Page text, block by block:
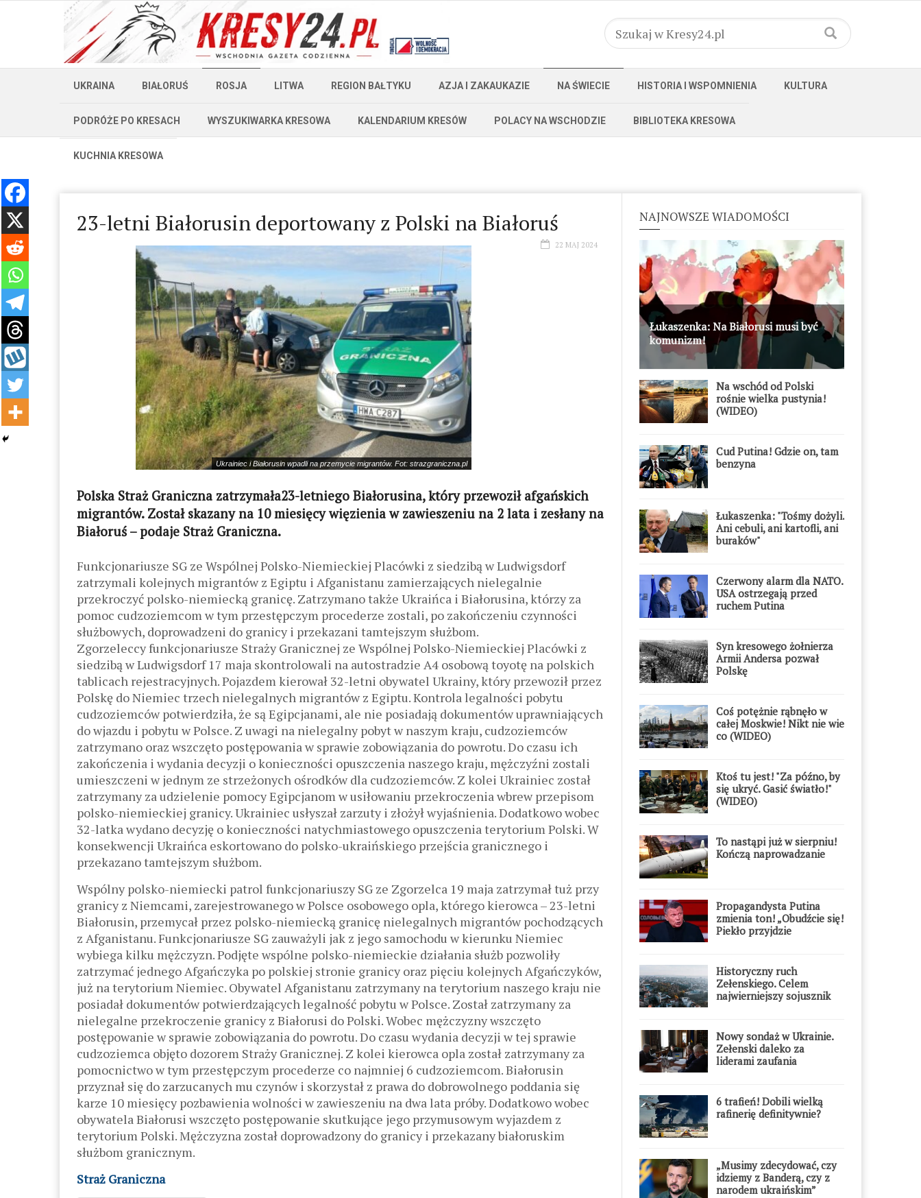
UKRAINA BIAŁORUŚ ROSJA LITWA REGION BAŁTYKU AZJA I ZAKAUKAZIE NA ŚWIECIE HISTORIA I WSPOMNIENIA KULTURA
PODRÓŻE PO KRESACH WYSZUKIWARKA KRESOWA KALENDARIUM KRESÓW POLACY NA WSCHODZIE BIBLIOTEKA KRESOWA
KUCHNIA KRESOWA
23-letni Białorusin deportowany z Polski na Białoruś
22 MAJ 2024
Ukrainiec i Białorusin wpadli na przemycie migrantów. Fot: strazgraniczna.pl
Polska Straż Graniczna zatrzymała23-letniego Białorusina, który przewoził afgańskich
migrantów. Został skazany na 10 miesięcy więzienia w zawieszeniu na 2 lata i zesłany na
Białoruś – podaje Straż Graniczna.
Funkcjonariusze SG ze Wspólnej Polsko-Niemieckiej Placówki z siedzibą w Ludwigsdorf
zatrzymali kolejnych migrantów z Egiptu i Afganistanu zamierzających nielegalnie
przekroczyć polsko-niemiecką granicę. Zatrzymano także Ukraińca i Białorusina, którzy za
pomoc cudzoziemcom w tym przestępczym procederze zostali, po zakończeniu czynności
służbowych, doprowadzeni do granicy i przekazani tamtejszym służbom.
Zgorzeleccy funkcjonariusze Straży Granicznej ze Wspólnej Polsko-Niemieckiej Placówki z
siedzibą w Ludwigsdorf 17 maja skontrolowali na autostradzie A4 osobową toyotę na polskich
tablicach rejestracyjnych. Pojazdem kierował 32-letni obywatel Ukrainy, który przewoził przez
Polskę do Niemiec trzech nielegalnych migrantów z Egiptu. Kontrola legalności pobytu
cudzoziemców potwierdziła, że są Egipcjanami, ale nie posiadają dokumentów uprawniających
do wjazdu i pobytu w Polsce. Z uwagi na nielegalny pobyt w naszym kraju, cudzoziemców
zatrzymano oraz wszczęto postępowania w sprawie zobowiązania do powrotu. Do czasu ich
zakończenia i wydania decyzji o konieczności opuszczenia naszego kraju, mężczyźni zostali
umieszczeni w jednym ze strzeżonych ośrodków dla cudzoziemców. Z kolei Ukrainiec został
zatrzymany za udzielenie pomocy Egipcjanom w usiłowaniu przekroczenia wbrew przepisom
polsko-niemieckiej granicy. Ukrainiec usłyszał zarzuty i złożył wyjaśnienia. Dodatkowo wobec
32-latka wydano decyzję o konieczności natychmiastowego opuszczenia terytorium Polski. W
konsekwencji Ukraińca eskortowano do polsko-ukraińskiego przejścia granicznego i
przekazano tamtejszym służbom.
Wspólny polsko-niemiecki patrol funkcjonariuszy SG ze Zgorzelca 19 maja zatrzymał tuż przy
granicy z Niemcami, zarejestrowanego w Polsce osobowego opla, którego kierowca – 23-letni
Białorusin, przemycał przez polsko-niemiecką granicę nielegalnych migrantów pochodzących
z Afganistanu. Funkcjonariusze SG zauważyli jak z jego samochodu w kierunku Niemiec
wybiega kilku mężczyzn. Podjęte wspólne polsko-niemieckie działania służb pozwoliły
zatrzymać jednego Afgańczyka po polskiej stronie granicy oraz pięciu kolejnych Afgańczyków,
już na terytorium Niemiec. Obywatel Afganistanu zatrzymany na terytorium naszego kraju nie
posiadał dokumentów potwierdzających legalność pobytu w Polsce. Został zatrzymany za
nielegalne przekroczenie granicy z Białorusi do Polski. Wobec mężczyzny wszczęto
postępowanie w sprawie zobowiązania do powrotu. Do czasu wydania decyzji w tej sprawie
cudzoziemca objęto dozorem Straży Granicznej. Z kolei kierowca opla został zatrzymany za
pomocnictwo w tym przestępczym procederze co najmniej 6 cudzoziemcom. Białorusin
przyznał się do zarzucanych mu czynów i skorzystał z prawa do dobrowolnego poddania się
karze 10 miesięcy pozbawienia wolności w zawieszeniu na dwa lata próby. Dodatkowo wobec
obywatela Białorusi wszczęto postępowanie skutkujące jego przymusowym wyjazdem z
terytorium Polski. Mężczyzna został doprowadzony do granicy i przekazany białoruskim
służbom granicznym.
Straż Graniczna
NAJNOWSZE WIADOMOŚCI
Łukaszenka: Na Białorusi musi być
komunizm!
Na wschód od Polski
rośnie wielka pustynia!
(WIDEO)
Cud Putina! Gdzie on, tam
benzyna
Łukaszenka: "Tośmy dożyli.
Ani cebuli, ani kartofli, ani
buraków"
Czerwony alarm dla NATO.
USA ostrzegają przed
ruchem Putina
Syn kresowego żołnierza
Armii Andersa pozwał
Polskę
Coś potężnie rąbnęło w
całej Moskwie! Nikt nie wie
co (WIDEO)
Ktoś tu jest! "Za późno, by
się ukryć. Gasić światło!"
(WIDEO)
To nastąpi już w sierpniu!
Kończą naprowadzanie
Propagandysta Putina
zmienia ton! „Obudźcie się!
Piekło przyjdzie
Historyczny ruch
Zełenskiego. Celem
najwierniejszy sojusznik
Nowy sondaż w Ukrainie.
Zełenski daleko za
liderami zaufania
6 trafień! Dobili wielką
rafinerię definitywnie?
„Musimy zdecydować, czy
idziemy z Banderą, czy z
narodem ukraińskim”